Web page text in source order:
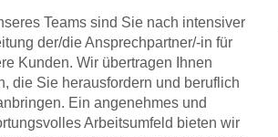
Teams sind Sie nach intensiver
der/die Ansprechpartner/-in für
Kunden. Wir übertragen Ihnen
die Sie herausfordern und beruflich
Ein angenehmes und
Arbeitsumfeld bieten wir